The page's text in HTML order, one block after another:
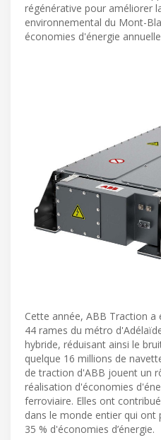
régénérative pour améliorer
environnemental du Mont-
économies d'énergie
Cette année, ABB Traction
44 rames du métro
hybride, réduisant ainsi le
quelque 16 millions de
de traction d'ABB jouent un
réalisation d'économies
ferroviaire. Elles ont
dans le monde entier qui ont
35 % d'économies d’énergie.